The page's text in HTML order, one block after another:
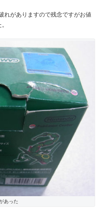
れがありますので残念ですがお値
あった